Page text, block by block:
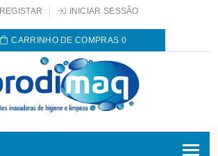
REGISTAR INICIAR SESSÃO
CARRINHO DE COMPRAS 0